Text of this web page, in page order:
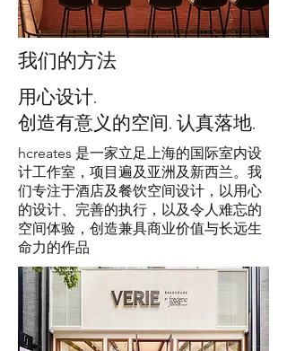
我们的方法
用心设计.
创造有意义的空间. 认真落地.
hcreates 是一家立足上海的国际室内设
计工作室，项目遍及亚洲及新西兰。我
们专注于酒店及餐饮空间设计，以用心
的设计、完善的执行，以及令人难忘的
空间体验，创造兼具商业价值与长远生
命力的作品